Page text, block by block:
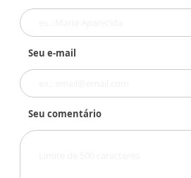
Seu e-mail
Seu comentário